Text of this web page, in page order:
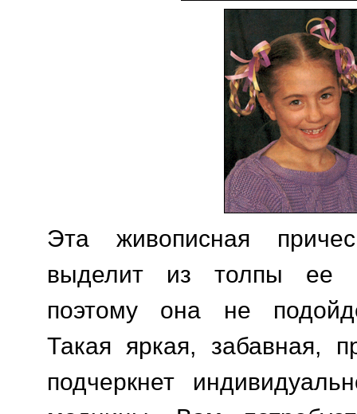
Эта живописная
выделит из толпы ее
поэтому она не
Такая яркая, забавная,
подчеркнет